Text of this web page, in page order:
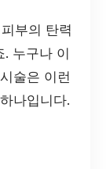
부의 탄력
. 누구나 이
술은 이런
나입니다.